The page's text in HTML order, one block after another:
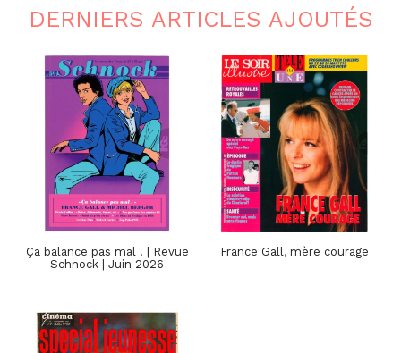
DERNIERS ARTICLES AJOUTÉS
Ça balance pas mal ! | Revue
Schnock | Juin 2026
France Gall, mère courage